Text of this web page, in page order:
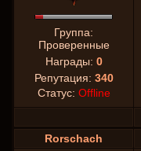
Группа:
Проверенные
Награды: 0
Репутация: 340
Статус: Offline
Rorschach